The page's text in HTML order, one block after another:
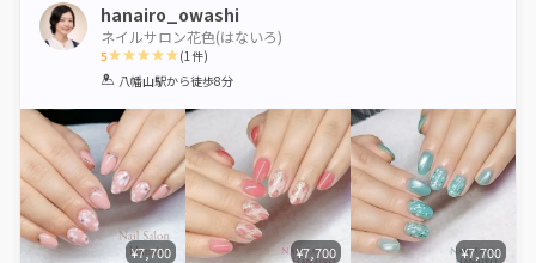
hanairo_owashi
ネイルサロン花色(はないろ)
5
1 2 3 4 5
(1件)
八幡山駅から徒歩8分
¥7,700 ¥7,700 ¥7,700